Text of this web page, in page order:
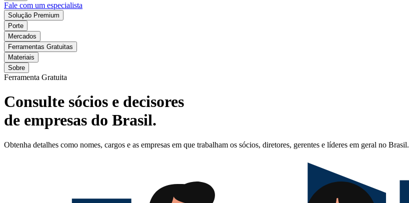
Fale com um especialista
Solução Premium
Porte
Mercados
Ferramentas Gratuitas
Materiais
Sobre
Ferramenta Gratuita
Consulte sócios e decisores
de empresas do Brasil.
Obtenha detalhes como nomes, cargos e as empresas em que trabalham os sócios, diretores, gerentes e líderes em geral no Brasil.